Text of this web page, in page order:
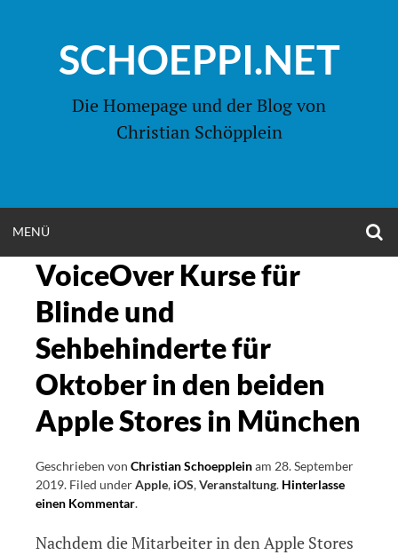
springenSCHOEPPI.NET
Die Homepage und der Blog von
Christian Schöpplein
MENÜ
MENU
VoiceOver Kurse für
Blinde und
Sehbehinderte für
Oktober in den beiden
Apple Stores in München
Geschrieben von Christian Schoeppleinam 28. September
2019. Filed underApple, iOS,Veranstaltung. Hinterlasse
einen Kommentaron
Kurse
.
Nachdem die Mitarbeiter in den Apple Stores